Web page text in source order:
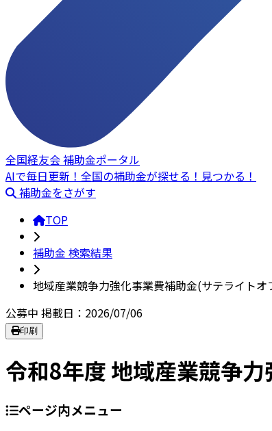
全国経友会 補助金ポータル
AIで毎日更新！全国の補助金が探せる！見つかる！
補助金をさがす
TOP
補助金 検索結果
地域産業競争力強化事業費補助金(サテライトオ
公募中 掲載日：2026/07/06
印刷
令和8年度 地域産業競争
ページ内メニュー